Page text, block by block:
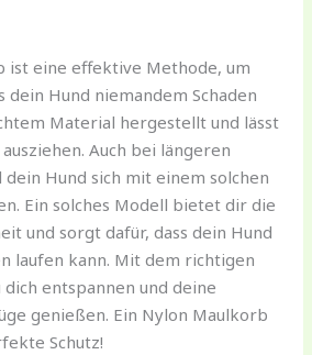
ist eine effektive Methode, um
dein Hund niemandem Schaden
Material hergestellt und lässt
Auch bei längeren
Hund sich mit einem solchen
Ein solches Modell bietet dir die
und sorgt dafür, dass dein Hund
laufen kann. Mit dem richtigen
entspannen und deine
genießen. Ein Nylon Maulkorb
Schutz!